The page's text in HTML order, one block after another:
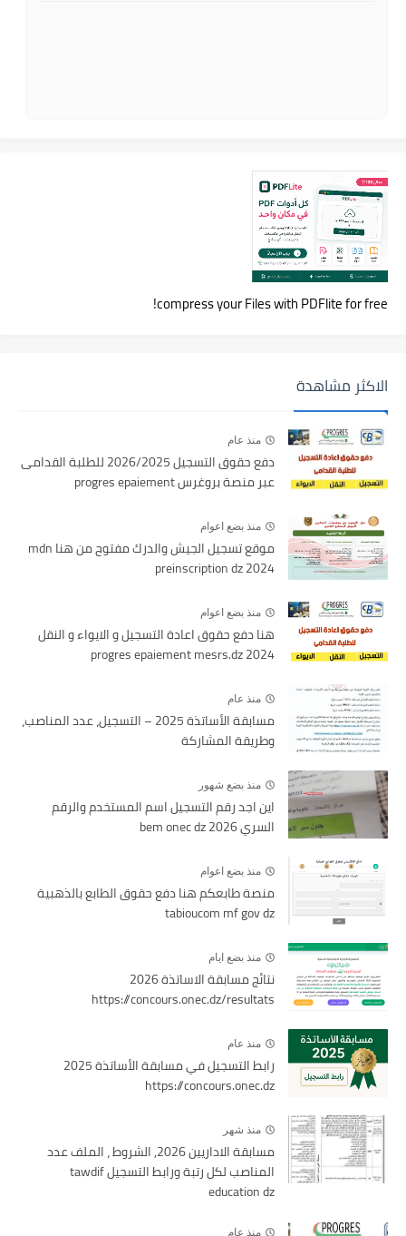
compress your Files with PDFlite for free!
الاكثر مشاهدة
منذ عام
دفع حقوق التسجيل 2026/2025 للطلبة القدامى
عبر منصة بروغرس progres epaiement
منذ بضع اعوام
موقع تسجيل الجيش والدرك مفتوح من هنا mdn
preinscription dz 2024
منذ بضع اعوام
هنا دفع حقوق اعادة التسجيل و الايواء و النقل
2024 progres epaiement mesrs.dz
منذ عام
مسابقة الأساتذة 2025 – التسجيل، عدد المناصب،
وطريقة المشاركة
منذ بضع شهور
اين اجد رقم التسجيل اسم المستخدم والرقم
السري bem onec dz 2026
منذ بضع اعوام
منصة طابعكم هنا دفع حقوق الطابع بالذهبية
tabioucom mf gov dz
منذ بضع ايام
نتائج مسابقة الاساتذة 2026
https://concours.onec.dz/resultats
منذ عام
رابط التسجيل في مسابقة الأساتذة 2025
https://concours.onec.dz
منذ شهر
مسابقة الاداريين 2026, الشروط ، الملف عدد
المناصب لكل رتبة ورابط التسجيل tawdif
education dz
منذ عام